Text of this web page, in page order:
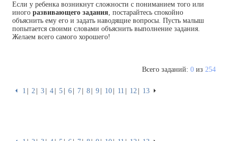
Если у ребенка возникнут сложности с пониманием того или
иного развивающего задания, постарайтесь спокойно
объяснить ему его и задать наводящие вопросы. Пусть малыш
попытается своими словами объяснить выполнение задания.
Желаем всего самого хорошего!
Всего заданий: 0 из 254
⏴ 1 2 3 4 5 6 7 8 9 10 11 12 13 ⏵